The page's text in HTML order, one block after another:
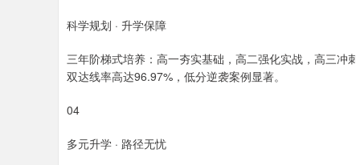
科学规划 · 升学保障
三年阶梯式培养：高一夯实基础，高二强化实战，高三
双达线率高达96.97%，低分逆袭案例显著。
04
多元升学 · 路径无忧